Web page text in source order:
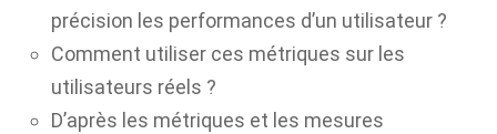
précision les performances d’un utilisateur ?
Comment utiliser ces métriques sur les
utilisateurs réels ?
D’après les métriques et les mesures